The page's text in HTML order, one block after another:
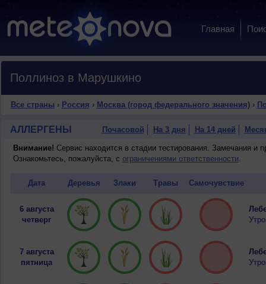
Главная
Поллиноз в Марушкино
Все страны › Россия › Москва (город федерального значения)›
АЛЛЕРГЕНЫ Почасовой На 3 дня На 14 дней
Внимание! Сервис находится в стадии тестирования. Замечания и
Ознакомьтесь, пожалуйста, с ограничениями ответственности.
Дата Деревья Злаки Травы Самочувствие
6 августа
четверг
7 августа
пятница